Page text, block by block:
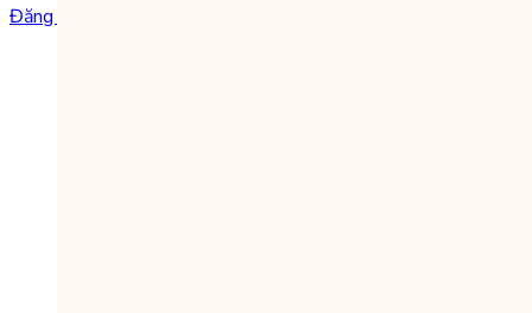
Đăng ký học